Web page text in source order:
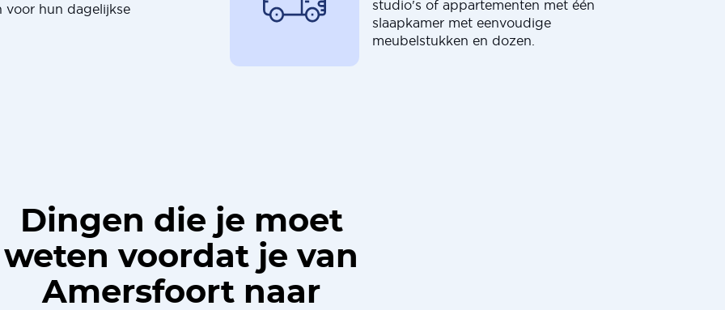
voor hun dagelijkse
studio's of appartementen met één
slaapkamer met eenvoudige
meubelstukken en dozen.
Dingen die je moet
weten voordat je van
Amersfoort naar